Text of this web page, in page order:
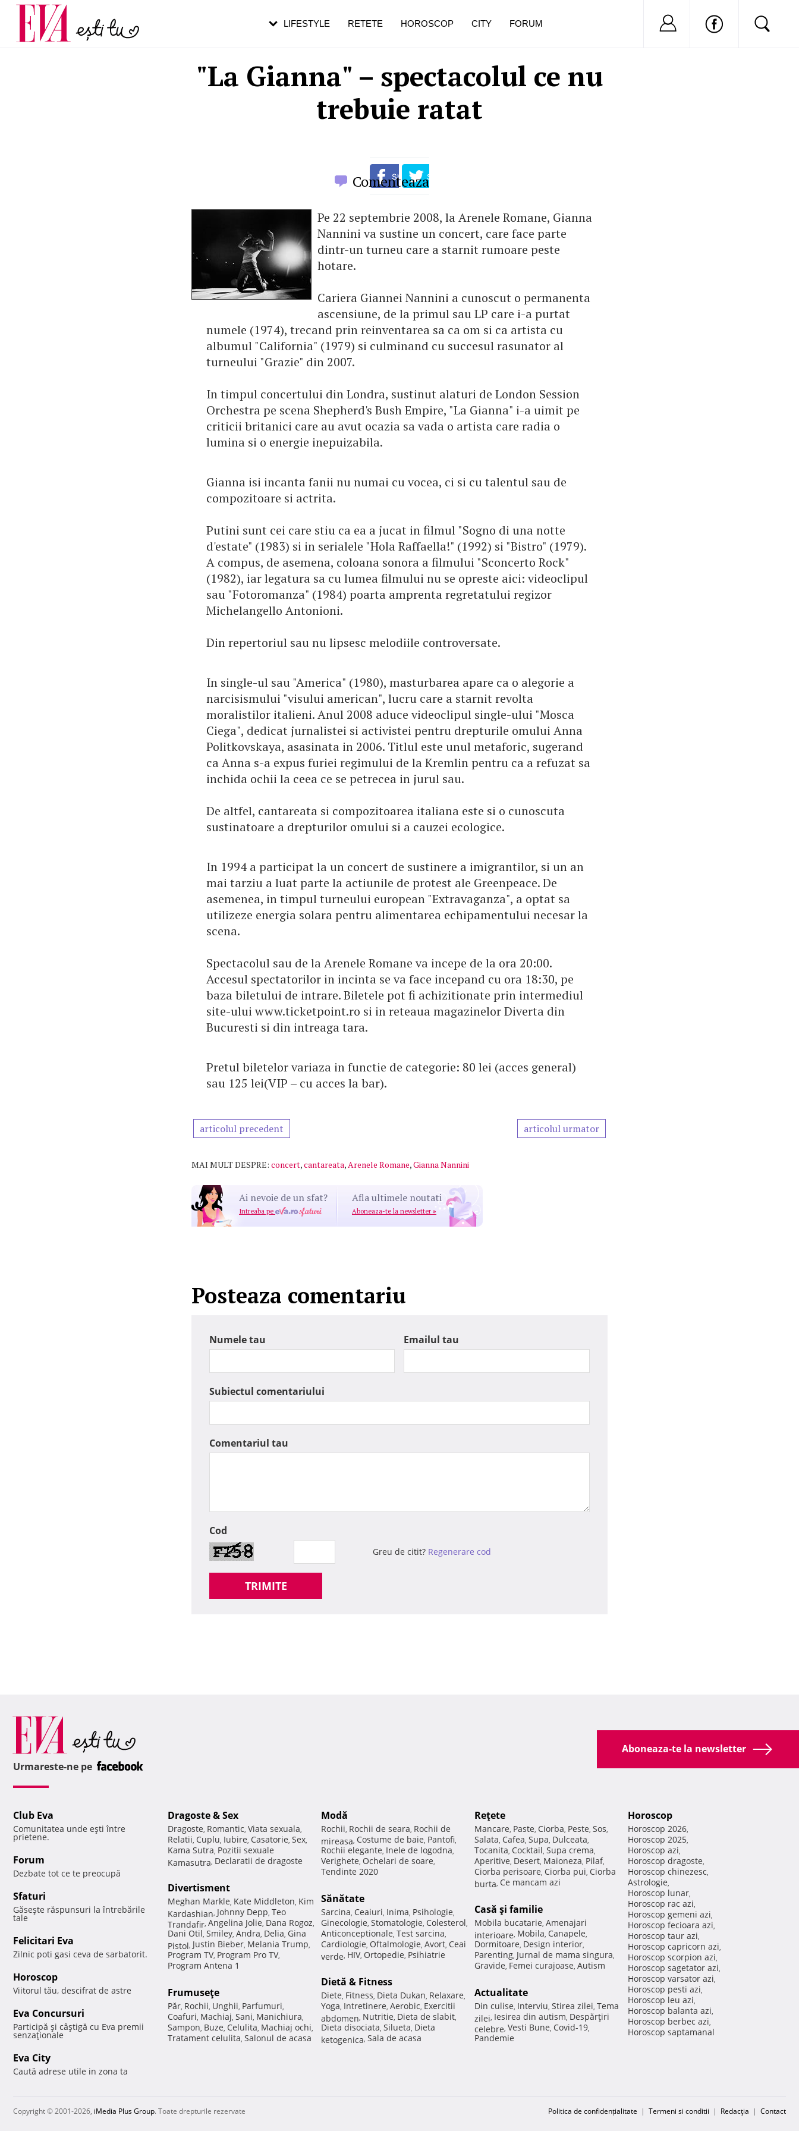
"La Gianna" – spectacolul ce nu
trebuie ratat
Comenteaza
Pe 22 septembrie 2008, la Arenele Romane, Gianna
Nannini va sustine un concert, care face parte
dintr-un turneu care a starnit rumoare peste
hotare.
Cariera Giannei Nannini a cunoscut o permanenta
ascensiune, de la primul sau LP care i-a purtat
numele (1974), trecand prin reinventarea sa ca om si ca artista cu
albumul "California" (1979) si culminand cu succesul rasunator al
turneului "Grazie" din 2007.
In timpul concertului din Londra, sustinut alaturi de London Session
Orchestra pe scena Shepherd's Bush Empire, "La Gianna" i-a uimit pe
criticii britanici care au avut ocazia sa vada o artista care radia o
lumina si o energie inepuizabila.
Gianna isi incanta fanii nu numai cu vocea, ci si cu talentul sau de
compozitoare si actrita.
Putini sunt cei care stiu ca ea a jucat in filmul "Sogno di una notte
d'estate" (1983) si in serialele "Hola Raffaella!" (1992) si "Bistro" (1979).
A compus, de asemena, coloana sonora a filmului "Sconcerto Rock"
(1982), iar legatura sa cu lumea filmului nu se opreste aici: videoclipul
sau "Fotoromanza" (1984) poarta amprenta regretatului regizor
Michelangello Antonioni.
Din repertoriul sau nu lipsesc melodiile controversate.
In single-ul sau "America" (1980), masturbarea apare ca o alegorie a
narcisismului "visului american", lucru care a starnit revolta
moralistilor italieni. Anul 2008 aduce videoclipul single-ului "Mosca
Ciega", dedicat jurnalistei si activistei pentru drepturile omului Anna
Politkovskaya, asasinata in 2006. Titlul este unul metaforic, sugerand
ca Anna s-a expus furiei regimului de la Kremlin pentru ca a refuzat sa
inchida ochii la ceea ce se petrecea in jurul sau.
De altfel, cantareata si compozitoarea italiana este si o cunoscuta
sustinatoare a drepturilor omului si a cauzei ecologice.
In 1994 a participat la un concert de sustinere a imigrantilor, si un an
mai tarziu a luat parte la actiunile de protest ale Greenpeace. De
asemenea, in timpul turneului european "Extravaganza", a optat sa
utilizeze energia solara pentru alimentarea echipamentului necesar la
scena.
Spectacolul sau de la Arenele Romane va incepe de la ora 20:00.
Accesul spectatorilor in incinta se va face incepand cu ora 18:30, pe
baza biletului de intrare. Biletele pot fi achizitionate prin intermediul
site-ului www.ticketpoint.ro si in reteaua magazinelor Diverta din
Bucuresti si din intreaga tara.
Pretul biletelor variaza in functie de categorie: 80 lei (acces general)
sau 125 lei(VIP – cu acces la bar).
articolul precedent articolul urmator
MAI MULT DESPRE: concert,cantareata,Arenele Romane,Gianna Nannini
Ai nevoie de un sfat?
Intreaba pe
Afla ultimele noutati
Aboneaza-te la newsletter »
Posteaza comentariu
Numele tau Emailul tau
Subiectul comentariului
Comentariul tau
Cod
Greu de citit? Regenerare cod
TRIMITE
LIFESTYLE RETETE HOROSCOP CITY FORUM Nu ai cont?
Carieră
Actualitate
pe măsură ce înaintezi în vârstă
de dureroasă este investigația
Aboneaza-te la newsletter
Urmareste-ne pe
Club Eva
Comunitatea unde eşti între
prietene.
Forum
Dezbate tot ce te preocupă
Sfaturi
Găseşte răspunsuri la întrebările
tale
Felicitari Eva
Zilnic poti gasi ceva de sarbatorit.
Horoscop
Viitorul tău, descifrat de astre
Eva Concursuri
Participă şi câştigă cu Eva premii
senzaţionale
Eva City
Caută adrese utile in zona ta
Dragoste & Sex
Dragoste, Romantic, Viata sexuala,
Relatii, Cuplu, Iubire, Casatorie, Sex,
Kama Sutra, Pozitii sexuale
Kamasutra, Declaratii de dragoste
Divertisment
Meghan Markle, Kate Middleton, Kim
Kardashian, Johnny Depp, Teo
Trandafir, Angelina Jolie, Dana Rogoz,
Dani Otil, Smiley, Andra, Delia, Gina
Pistol, Justin Bieber, Melania Trump,
Program TV, Program Pro TV,
Program Antena 1
Frumuseţe
Păr, Rochii, Unghii, Parfumuri,
Coafuri, Machiaj, Sani, Manichiura,
Sampon, Buze, Celulita, Machiaj ochi,
Tratament celulita, Salonul de acasa
Modă
Rochii, Rochii de seara, Rochii de
mireasa, Costume de baie, Pantofi,
Rochii elegante, Inele de logodna,
Verighete, Ochelari de soare,
Tendinte 2020
Sănătate
Sarcina, Ceaiuri, Inima, Psihologie,
Ginecologie, Stomatologie, Colesterol,
Anticonceptionale, Test sarcina,
Cardiologie, Oftalmologie, Avort, Ceai
verde, HIV, Ortopedie, Psihiatrie
Dietă & Fitness
Diete, Fitness, Dieta Dukan, Relaxare,
Yoga, Intretinere, Aerobic, Exercitii
abdomen, Nutritie, Dieta de slabit,
Dieta disociata, Silueta, Dieta
ketogenica, Sala de acasa
Reţete
Mancare, Paste, Ciorba, Peste, Sos,
Salata, Cafea, Supa, Dulceata,
Tocanita, Cocktail, Supa crema,
Aperitive, Desert, Maioneza, Pilaf,
Ciorba perisoare, Ciorba pui, Ciorba
burta, Ce mancam azi
Casă şi familie
Mobila bucatarie, Amenajari
interioare, Mobila, Canapele,
Dormitoare, Design interior,
Parenting, Jurnal de mama singura,
Gravide, Femei curajoase, Autism
Actualitate
Din culise, Interviu, Stirea zilei, Tema
zilei, Iesirea din autism, Despărţiri
celebre, Vesti Bune, Covid-19,
Pandemie
Horoscop
Horoscop 2026,
Horoscop 2025,
Horoscop azi,
Horoscop dragoste,
Horoscop chinezesc,
Astrologie,
Horoscop lunar,
Horoscop rac azi,
Horoscop gemeni azi,
Horoscop fecioara azi,
Horoscop taur azi,
Horoscop capricorn azi,
Horoscop scorpion azi,
Horoscop sagetator azi,
Horoscop varsator azi,
Horoscop pesti azi,
Horoscop leu azi,
Horoscop balanta azi,
Horoscop berbec azi,
Horoscop saptamanal
Copyright © 2001-2026, iMedia Plus Group. Toate drepturile rezervate Politica de confidențialitate | Termeni si conditii | Redacţia | Contact